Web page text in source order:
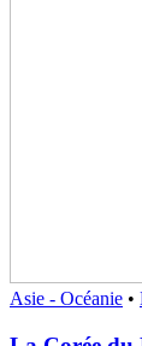
Asie - Océanie •